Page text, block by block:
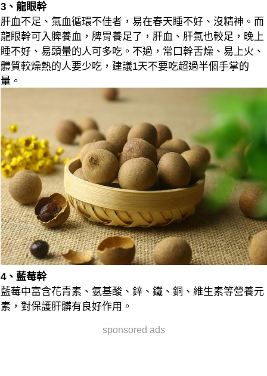
3、龍眼幹
肝血不足、氣血循環不佳者，易在春天睡不好、沒精神。而
龍眼幹可入脾養血，脾胃養足了，肝血、肝氣也較足，晚上
睡不好、易頭暈的人可多吃。不過，常口幹舌燥、易上火、
體質較燥熱的人要少吃，建議1天不要吃超過半個手掌的
量。
4、藍莓幹
藍莓中富含花青素、氨基酸、鋅、鐵、銅、維生素等營養元
素，對保護肝髒有良好作用。
sponsored ads